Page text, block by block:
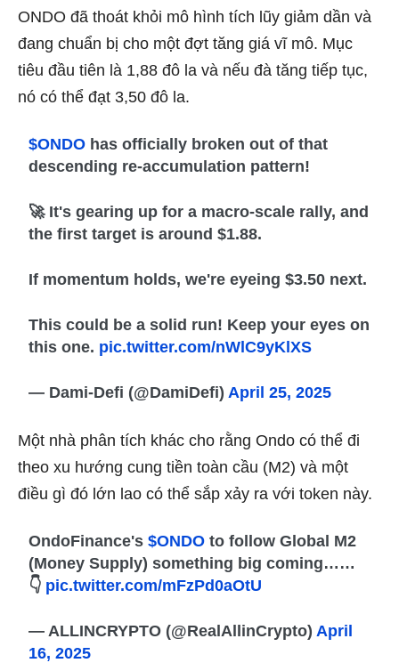
ONDO đã thoát khỏi mô hình tích lũy giảm dần và
đang chuẩn bị cho một đợt tăng giá vĩ mô. Mục
tiêu đầu tiên là 1,88 đô la và nếu đà tăng tiếp tục,
nó có thể đạt 3,50 đô la.
$ONDO has officially broken out of that
descending re-accumulation pattern!
🚀 It's gearing up for a macro-scale rally, and
the first target is around $1.88.
If momentum holds, we're eyeing $3.50 next.
This could be a solid run! Keep your eyes on
this one. pic.twitter.com/nWlC9yKlXS
— Dami-Defi (@DamiDefi) April 25, 2025
Một nhà phân tích khác cho rằng Ondo có thể đi
theo xu hướng cung tiền toàn cầu (M2) và một
điều gì đó lớn lao có thể sắp xảy ra với token này.
OndoFinance's$ONDO to follow Global M2
(Money Supply) something big coming……
👇 pic.twitter.com/mFzPd0aOtU
— ALLINCRYPTO (@RealAllinCrypto) April
16, 2025